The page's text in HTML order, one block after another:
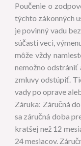
Poučenie o
týchto zákonných
je povinný vadu
súčasti veci,
môže vždy
nemožno odstrániť
zmluvy odstúpiť.
vady po oprave
Záruka: Záručná
sa záručná doba
kratšej než 12
24 mesiacov.